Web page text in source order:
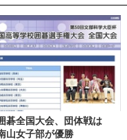
碁全国大会、団体戦は
山女子部が優勝